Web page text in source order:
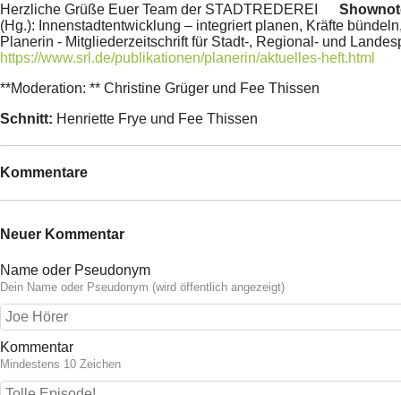
Herzliche Grüße Euer Team der STADTREDEREI
(Hg.): Innenstadtentwicklung – integriert planen, Kräfte
Planerin - Mitgliederzeitschrift für Stadt-, Regional- und
https://www.srl.de/publikationen/planerin/aktuelles-heft.html
**Moderation: ** Christine Grüger und Fee Thissen
Schnitt: Henriette Frye und Fee Thissen
Kommentare
Neuer Kommentar
Name oder Pseudonym
Dein Name oder Pseudonym (wird öffentlich angezeigt)
Kommentar
Mindestens 10 Zeichen